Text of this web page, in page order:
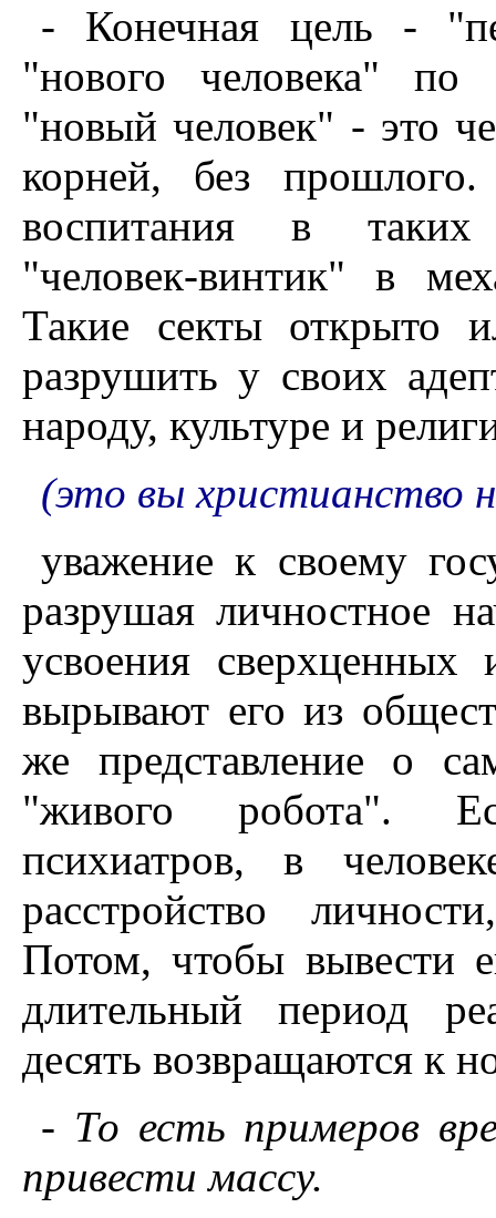
- Конечная цель -
"нового человека"
"новый человек" - это
корней, без
воспитания в таких
"человек-винтик" в
Такие секты открыто
разрушить у своих
народу, культуре и
(это вы христианство
уважение к своему
разрушая личностное
усвоения
вырывают его из
же представление о
"живого робота".
психиатров, в
расстройство
Потом, чтобы вывести
длительный период
десять возвращаются к
- То есть примеров
привести массу.